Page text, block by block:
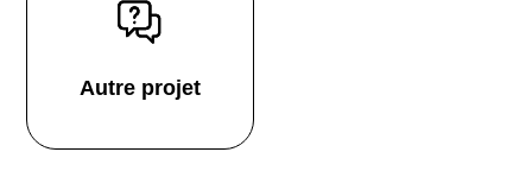
Autre projet